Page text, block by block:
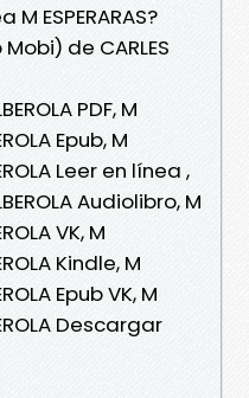
ESPERARAS?
de CARLES
PDF, M
Epub, M
Leer en línea ,
Audiolibro, M
VK, M
Kindle, M
Epub VK, M
Descargar